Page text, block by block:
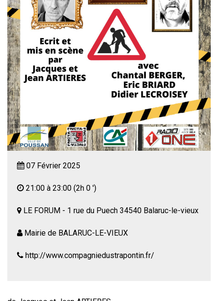
07 Février 2025
21:00 à 23:00 (2h 0 ')
LE FORUM - 1 rue du Puech 34540 Balaruc-le-vieux
Mairie de BALARUC-LE-VIEUX
http://www.compagniedustrapontin.fr/